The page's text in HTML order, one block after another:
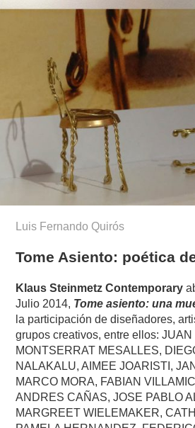
Luis Fernando Quirós
Tome Asiento: poética
Klaus Steinmetz Contemporary
Julio 2014, Tome asiento: una
la participación de diseñadores,
grupos creativos, entre ellos:
MONTSERRAT MESALLES,
NALAKALU, AIMEE JOARISTI,
MARCO MORA, FABIAN
ANDRES CAÑAS, JOSE PABLO
MARGREET WIELEMAKER,